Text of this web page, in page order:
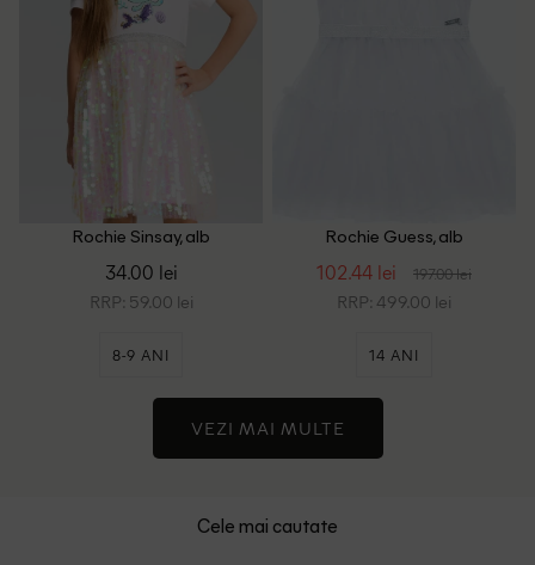
Rochie Sinsay, alb
34.00 lei
RRP: 59.00 lei
8-9 ANI
Rochie Guess, alb
102.44 lei 197.00 lei
RRP: 499.00 lei
14 ANI
VEZI MAI MULTE
Cele mai cautate